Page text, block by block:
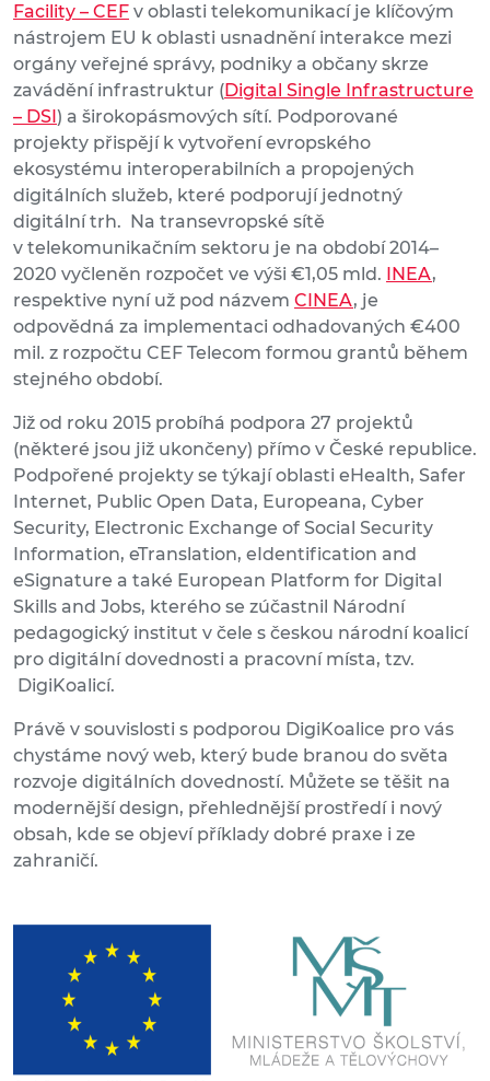
Facility – CEF v oblasti telekomunikací je klíčovým
nástrojem EU k oblasti usnadnění interakce mezi
orgány veřejné správy, podniky a občany skrze
zavádění infrastruktur (Digital Single Infrastructure
– DSI ) a širokopásmových sítí. Podporované
projekty přispějí k vytvoření evropského
ekosystému interoperabilních a propojených
digitálních služeb, které podporují jednotný
digitální trh. Na transevropské sítě
v telekomunikačním sektoru je na období 2014–
2020 vyčleněn rozpočet ve výši €1,05 mld.
INEA,
respektive nyní už pod názvem CINEA, je
odpovědná za implementaci odhadovaných €400
mil. z rozpočtu CEF Telecom formou grantů během
stejného období.
Již od roku 2015 probíhá podpora 27 projektů
(některé jsou již ukončeny) přímo v České republice.
Podpořené projekty se týkají oblasti eHealth, Safer
Internet, Public Open Data, Europeana, Cyber
Security, Electronic Exchange of Social Security
Information, eTranslation, eIdentification and
eSignature a také European Platform for Digital
Skills and Jobs, kterého se zúčastnil Národní
pedagogický institut v čele s českou národní koalicí
pro digitální dovednosti a pracovní místa, tzv.
DigiKoalicí.
Právě v souvislosti s podporou DigiKoalice pro vás
chystáme nový web, který bude branou do světa
rozvoje digitálních dovedností. Můžete se těšit na
modernější design, přehlednější prostředí i nový
obsah, kde se objeví příklady dobré praxe i ze
zahraničí.